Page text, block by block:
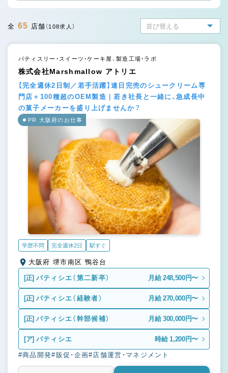
全 65 店舗 （108求人）
パティスリー・スイーツ・ケーキ屋、製造工場・ラボ
株式会社Marshmallow アトリエ
【完全週休2日制／若手活躍】連日完売のシュークリーム専
門店＋100種超のOEM製造｜若き社長と一緒に、急成長中
の菓子メーカーを盛り上げませんか？
PR 大阪府のお仕事
学歴不問 完全週休2日 駅すぐ
大阪府 堺市南区 鴨谷台
[正] パティシエ（第二新卒） 月給 248,500円〜
[正] パティシエ（経験者） 月給 270,000円〜
[正] パティシエ（幹部候補） 月給 300,000円〜
[ア] パティシエ 時給 1,200円〜
#商品開発#販促・企画#店舗運営・マネジメント